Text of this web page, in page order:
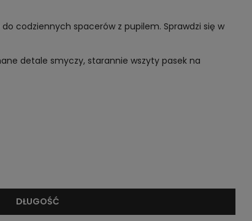
codziennych spacerów z pupilem. Sprawdzi się w
detale smyczy, starannie wszyty pasek na
DŁUGOŚĆ